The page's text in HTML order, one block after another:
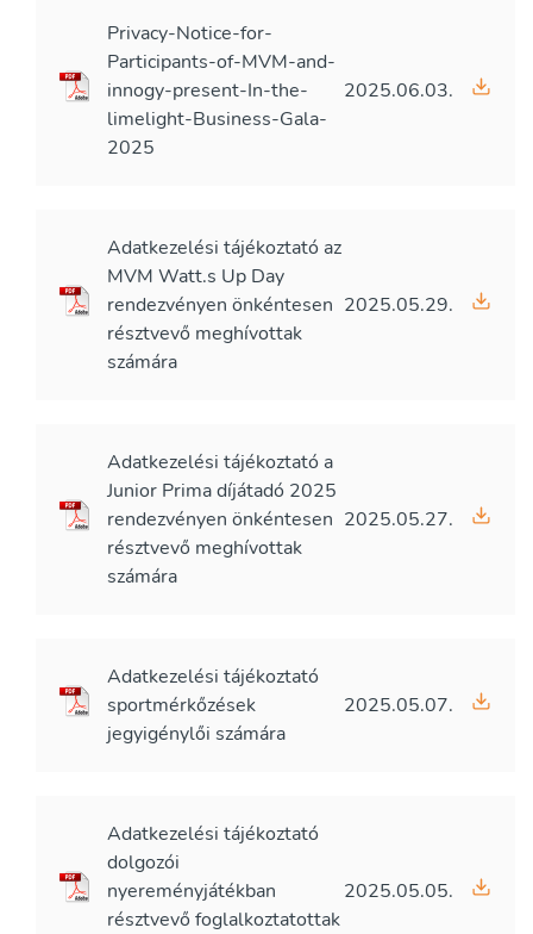
Privacy-Notice-for-
Participants-of-MVM-and-
innogy-present-In-the-
limelight-Business-Gala-
2025
2025.06.03.
Adatkezelési tájékoztató az
MVM Watt.s Up Day
rendezvényen önkéntesen
résztvevő meghívottak
számára
2025.05.29.
Adatkezelési tájékoztató a
Junior Prima díjátadó 2025
rendezvényen önkéntesen
résztvevő meghívottak
számára
2025.05.27.
Adatkezelési tájékoztató
sportmérkőzések
jegyigénylői számára
2025.05.07.
Adatkezelési tájékoztató
dolgozói
nyereményjátékban
résztvevő foglalkoztatottak
2025.05.05.